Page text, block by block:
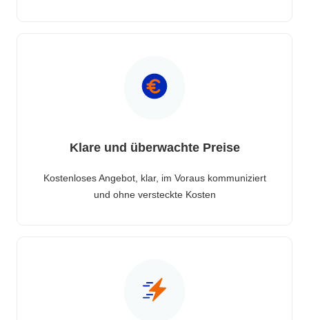
Klare und überwachte Preise
Kostenloses Angebot, klar, im Voraus kommuniziert
und ohne versteckte Kosten